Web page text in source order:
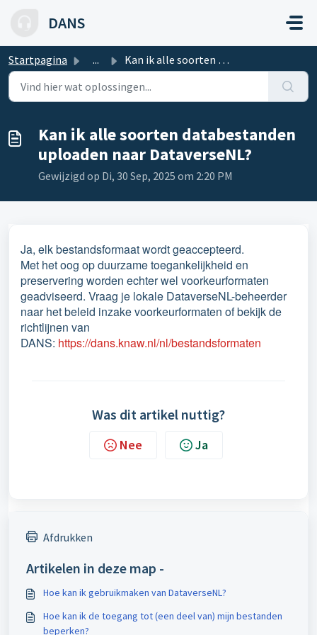
DANS
Startpagina ... Kan ik alle soorten databestanden uploaden naar DataverseNL?
Kan ik alle soorten databestanden
uploaden naar DataverseNL?
Gewijzigd op Di, 30 Sep, 2025 om 2:20 PM
Ja, elk bestandsformaat wordt geaccepteerd.
Met het oog op duurzame toegankelijkheid en
preservering worden echter wel voorkeurformaten
geadviseerd. Vraag je lokale DataverseNL-beheerder
naar het beleid inzake voorkeurformaten of bekijk de
richtlijnen van
DANS: https://dans.knaw.nl/nl/bestandsformaten
Was dit artikel nuttig?
Nee Ja
Afdrukken
Artikelen in deze map -
Hoe kan ik gebruikmaken van DataverseNL?
Hoe kan ik de toegang tot (een deel van) mijn bestanden
beperken?